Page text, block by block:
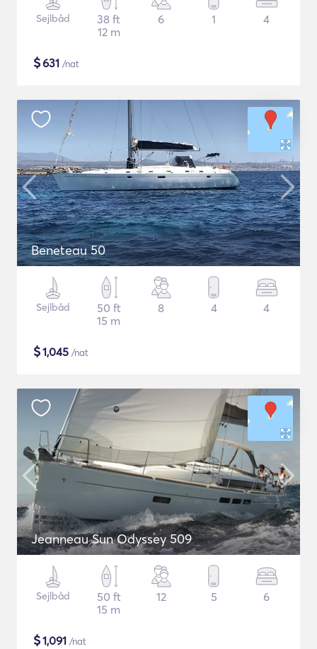
Sejlbåd
38 ft
12 m
6 1 4
$631 /nat
Beneteau 50
Sejlbåd
50 ft
15 m
8 4 4
$1,045 /nat
Jeanneau Sun Odyssey 509
Sejlbåd
50 ft
15 m
12 5 6
$1,091 /nat